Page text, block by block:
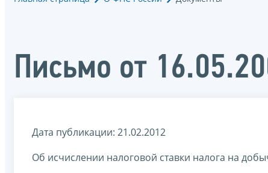
Письмо от
Дата публикации: 21.02.2012
Об исчислении налоговой ставки налога на